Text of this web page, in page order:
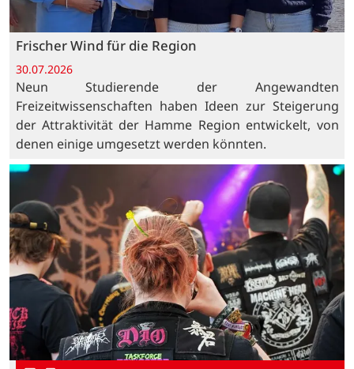
Frischer Wind für die Region
30.07.2026
Neun Studierende der Angewandten
Freizeitwissenschaften haben Ideen zur Steigerung
der Attraktivität der Hamme Region entwickelt, von
denen einige umgesetzt werden könnten.